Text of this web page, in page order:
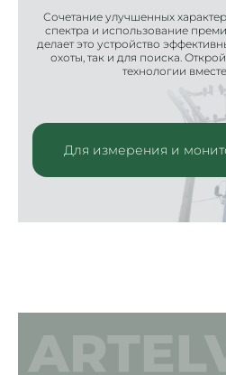
Сочетание улучшенных
спектра и использование
делает это устройство
охоты, так и для поиска.
технологии
Для измерения и